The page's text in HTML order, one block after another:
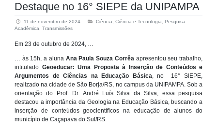
Destaque no 16° SIEPE da UNIPAMPA
11 de novembro de 2024 Ciência Ciência e Tecnologia
Pesquisa
Acadêmica
Transmissões
Em 23 de outubro de 2024, …
… às 15h, a aluna Ana Paula Souza Corrêaapresentou seu trabalho,
intitulado Geoeducar: Uma Proposta à Inserção de Conteúdos e
Argumentos de Ciências na Educação Básica, no 16° SIEPE,
realizado na cidade de São Borja/RS, no campus da UNIPAMPA. Sob a
orientação do Prof. Dr. André Luís Silva da Silva, essa pesquisa
destacou a importância da Geologia na Educação Básica, buscando a
inserção de conteúdos geocientíficos na educação de alunos do
município de Caçapava do Sul/RS.